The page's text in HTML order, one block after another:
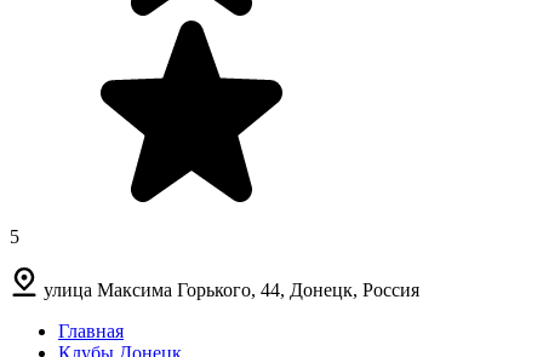
5
улица Максима Горького, 44, Донецк, Россия
Главная
Клубы Донецк